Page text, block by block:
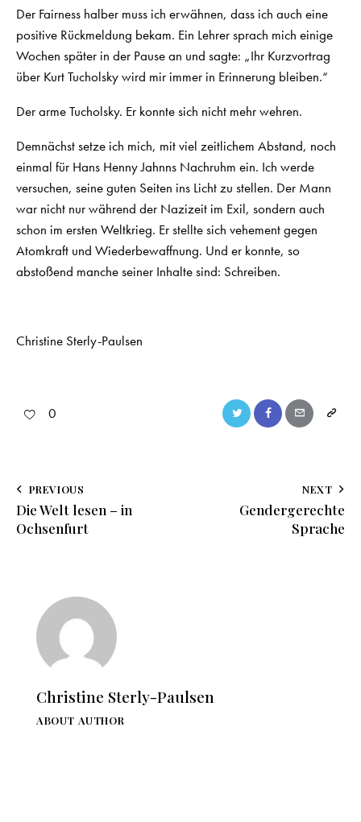
Der Fairness halber muss ich erwähnen, dass ich auch eine
positive Rückmeldung bekam. Ein Lehrer sprach mich einige
Wochen später in der Pause an und sagte: „Ihr Kurzvortrag
über Kurt Tucholsky wird mir immer in Erinnerung bleiben.“
Der arme Tucholsky. Er konnte sich nicht mehr wehren.
Demnächst setze ich mich, mit viel zeitlichem Abstand, noch
einmal für Hans Henny Jahnns Nachruhm ein. Ich werde
versuchen, seine guten Seiten ins Licht zu stellen. Der Mann
war nicht nur während der Nazizeit im Exil, sondern auch
schon im ersten Weltkrieg. Er stellte sich vehement gegen
Atomkraft und Wiederbewaffnung. Und er konnte, so
abstoßend manche seiner Inhalte sind: Schreiben.
Christine Sterly-Paulsen
0
PREVIOUS
Die Welt lesen – in
Ochsenfurt
NEXT
Gendergerechte
Sprache
Christine Sterly-Paulsen
ABOUT AUTHOR